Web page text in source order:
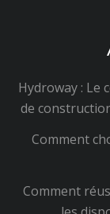
Hydroway : Le
de
Comment
Comment